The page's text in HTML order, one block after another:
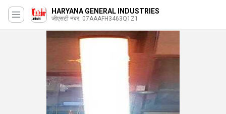
HARYANA GENERAL INDUSTRIES
जीएसटी नंबर. 07AAAFH3463Q1Z1